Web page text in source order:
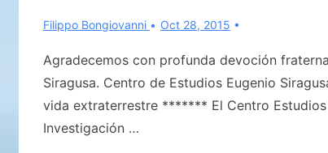
TIERRA»
Filippo Bongiovanni Oct 28, 2015
Agradecemos con profunda devoción
Siragusa. Centro de Estudios Eugenio
vida extraterrestre ******* El Centro
Investigación …